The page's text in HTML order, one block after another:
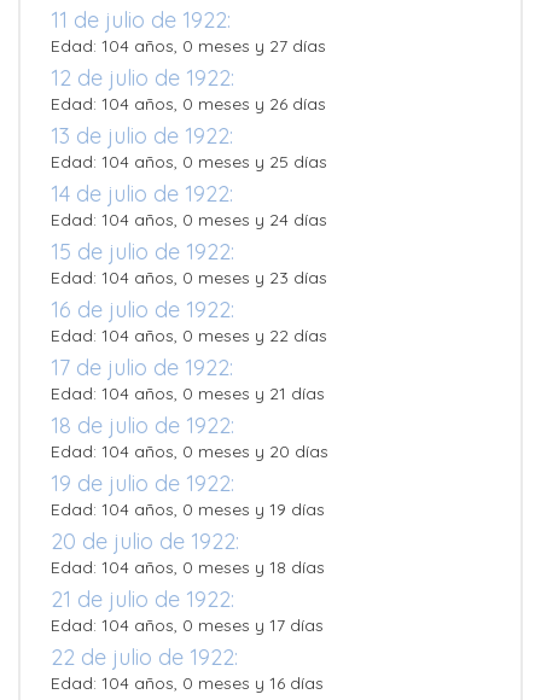
11 de julio de 1922:
Edad: 104 años, 0 meses y 27 días
12 de julio de 1922:
Edad: 104 años, 0 meses y 26 días
13 de julio de 1922:
Edad: 104 años, 0 meses y 25 días
14 de julio de 1922:
Edad: 104 años, 0 meses y 24 días
15 de julio de 1922:
Edad: 104 años, 0 meses y 23 días
16 de julio de 1922:
Edad: 104 años, 0 meses y 22 días
17 de julio de 1922:
Edad: 104 años, 0 meses y 21 días
18 de julio de 1922:
Edad: 104 años, 0 meses y 20 días
19 de julio de 1922:
Edad: 104 años, 0 meses y 19 días
20 de julio de 1922:
Edad: 104 años, 0 meses y 18 días
21 de julio de 1922:
Edad: 104 años, 0 meses y 17 días
22 de julio de 1922:
Edad: 104 años, 0 meses y 16 días